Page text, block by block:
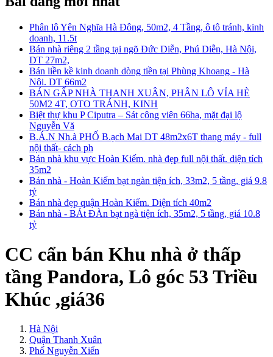
Phân lô Yên Nghĩa Hà Đông, 50m2, 4 Tầng, ô tô tránh, kinh
doanh, 11.5t
Bán nhà riêng 2 tầng tại ngõ Đức Diễn, Phú Diễn, Hà Nội,
DT 27m2,
Bán liền kề kinh doanh dòng tiền tại Phùng Khoang - Hà
Nội. DT 66m2
BÁN GẤP NHÀ THANH XUÂN, PHÂN LÔ VỈA HÈ
50M2 4T, OTO TRÁNH, KINH
Biệt thự khu P Ciputra – Sát công viên 66ha, mặt đại lộ
Nguyễn Vă
B.Á.N Nh.à PHỐ B.ạch Mai DT 48m2x6T thang máy - full
nội thất- cách ph
Bán nhà khu vực Hoàn Kiếm. nhà đẹp full nội thất. diện tích
35m2
Bán nhà - Hoàn Kiếm bạt ngàn tiện ích, 33m2, 5 tầng, giá 9.8
tỷ
Bán nhà đẹp quận Hoàn Kiếm. Diện tích 40m2
Bán nhà - BÁt ĐÀn bạt ngà tiện ích, 35m2, 5 tầng, giá 10.8
tỷ
CC cẩn bán Khu nhà ở thấp
tầng Pandora, Lô góc 53 Triều
Khúc ,giá36
Hà Nội
Quận Thanh Xuân
Phố Nguyễn Xiển